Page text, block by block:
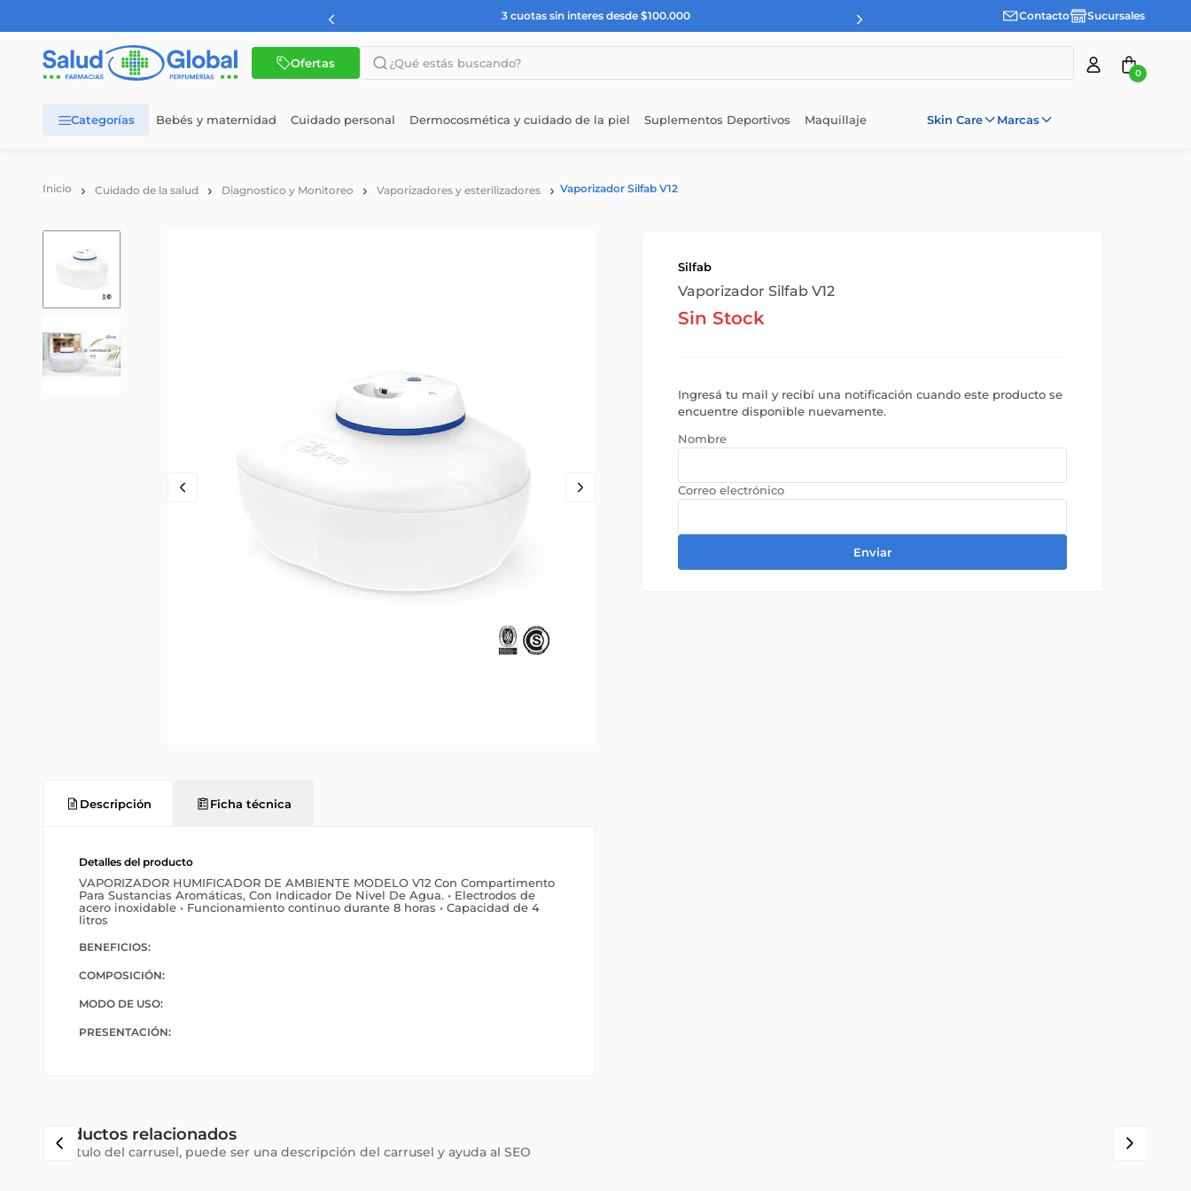
3 cuotas sin interes desde $100.000 Contacto Sucursales
Ofertas
¿Qué estás buscando?
5. wellness
6 cerave
0
Bebés y maternidad Cuidado personal Dermocosmética y cuidado de la piel Suplementos Deportivos Maquillaje Skin Care Marcas
Cuidado de la salud Diagnostico y Monitoreo Vaporizadores y esterilizadores Vaporizador Silfab V12
Descripción Ficha técnica
Detalles del producto
VAPORIZADOR HUMIFICADOR DE AMBIENTE MODELO V12 Con Compartimento
Para Sustancias Aromáticas, Con Indicador De Nivel De Agua. • Electrodos de
acero inoxidable • Funcionamiento continuo durante 8 horas • Capacidad de 4
litros
BENEFICIOS:
COMPOSICIÓN:
MODO DE USO:
PRESENTACIÓN:
Silfab
Vaporizador Silfab V12
Sin Stock
Ingresá tu mail y recibí una notificación cuando este producto se
encuentre disponible nuevamente.
Enviar
Productos relacionados
Subtítulo del carrusel, puede ser una descripción del carrusel y ayuda al SEO